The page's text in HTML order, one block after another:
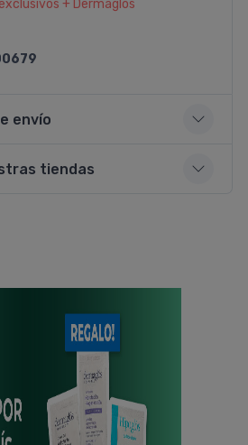
+ Dermaglós
envío
tiendas